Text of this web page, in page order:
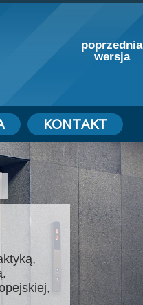
poprzednia
wersja
KONTAKT